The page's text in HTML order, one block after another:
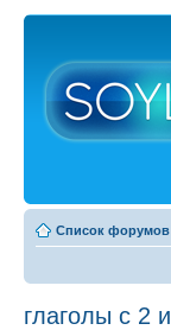
Список форумов
глаголы с 2